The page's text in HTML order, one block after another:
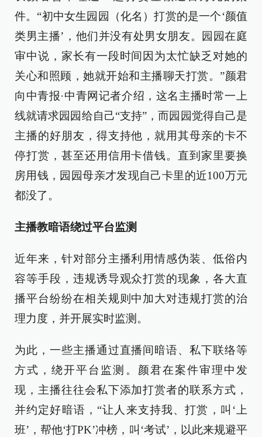
件。“初中女生园园（化名）打赏的是一个‘颜值
类男主播’，他们并没有处男女朋友。园园在庭
审中说，家长有一段时间因为太忙缺乏对她的
关心和照顾，她就开始和主播聊天打赏。”颜君
向中青报·中青网记者介绍，这名主播时常一上
线就请求园园给自己“支持”，而园园觉得自己是
主播的好朋友，得支持他，就用其母亲的卡不
停打赏，甚至还用信用卡借钱。直到家里要换
房用钱，园园母亲才发现自己卡里的近100万元
都没了。
主播教暗语绕过平台监测
近年来，针对部分主播利用情感伪装、低俗内
容等手段，违规诱导观众打赏的现象，各大直
播平台纷纷在相关规则中加大对违规打赏的治
理力度，并开展实时监测。
为此，一些主播通过直播间暗语、私下联络等
方式，绕开平台监测。颜君在案件审理中发
现，主播往往会私下添加打赏者的联系方式，
并约定好暗语，“让人来支持我、打赏，叫‘上
班’，帮他‘打PK’冲榜，叫‘考试’，以此来规避平